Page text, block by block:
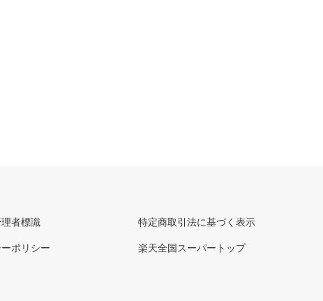
者標識
ポリシー
特定商取引法に基づく表示
楽天全国スーパートップ